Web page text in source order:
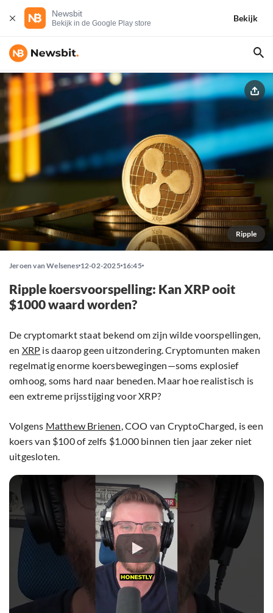
Newsbit
Bekijk in de Google Play store
Bekijk
Ripple
Jeroen van Welsenes 12-02-2025 16:45
Ripple koersvoorspelling: Kan XRP ooit
$1000 waard worden?
De cryptomarkt staat bekend om zijn wilde voorspellingen,
en XRP is daarop geen uitzondering. Cryptomunten maken
regelmatig enorme koersbewegingen—soms explosief
omhoog, soms hard naar beneden. Maar hoe realistisch is
een extreme prijsstijging voor XRP?
Volgens Matthew Brienen, COO van CryptoCharged, is een
koers van $100 of zelfs $1.000 binnen tien jaar zeker niet
uitgesloten.